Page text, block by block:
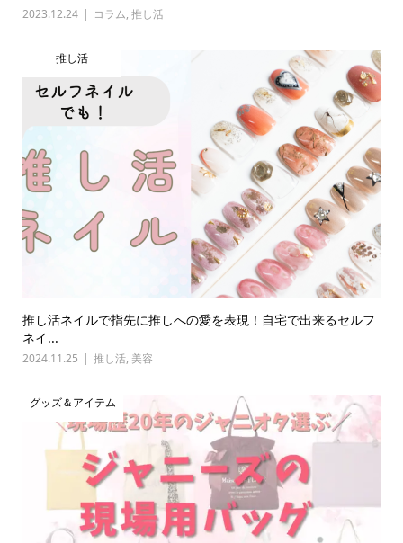
2023.12.24 コラム, 推し活
推し活
推し活ネイルで指先に推しへの愛を表現！自宅で出来るセルフ
ネイ...
2024.11.25 推し活, 美容
グッズ＆アイテム